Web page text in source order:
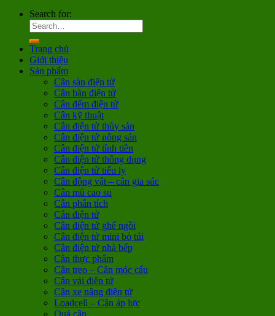
Search for:
Trang chủ
Giới thiệu
Sản phẩm
Cân sàn điện tử
Cân bàn điện tử
Cân đếm điện tử
Cân kỹ thuật
Cân điện tử thủy sản
Cân điện tử nông sản
Cân điện tử tính tiền
Cân điện tử thông dụng
Cân điện tử tiểu ly
Cân động vật – cân gia súc
Cân mũ cao su
Cân phân tích
Cân điện tử
Cân điện tử ghế ngồi
Cân điện tử mini bỏ túi
Cân điện tử nhà bếp
Cân thực phẩm
Cân treo – Cân móc cẩu
Cân vải điện tử
Cân xe nâng điện tử
Loadcell – Cân áp lực
Quả cân